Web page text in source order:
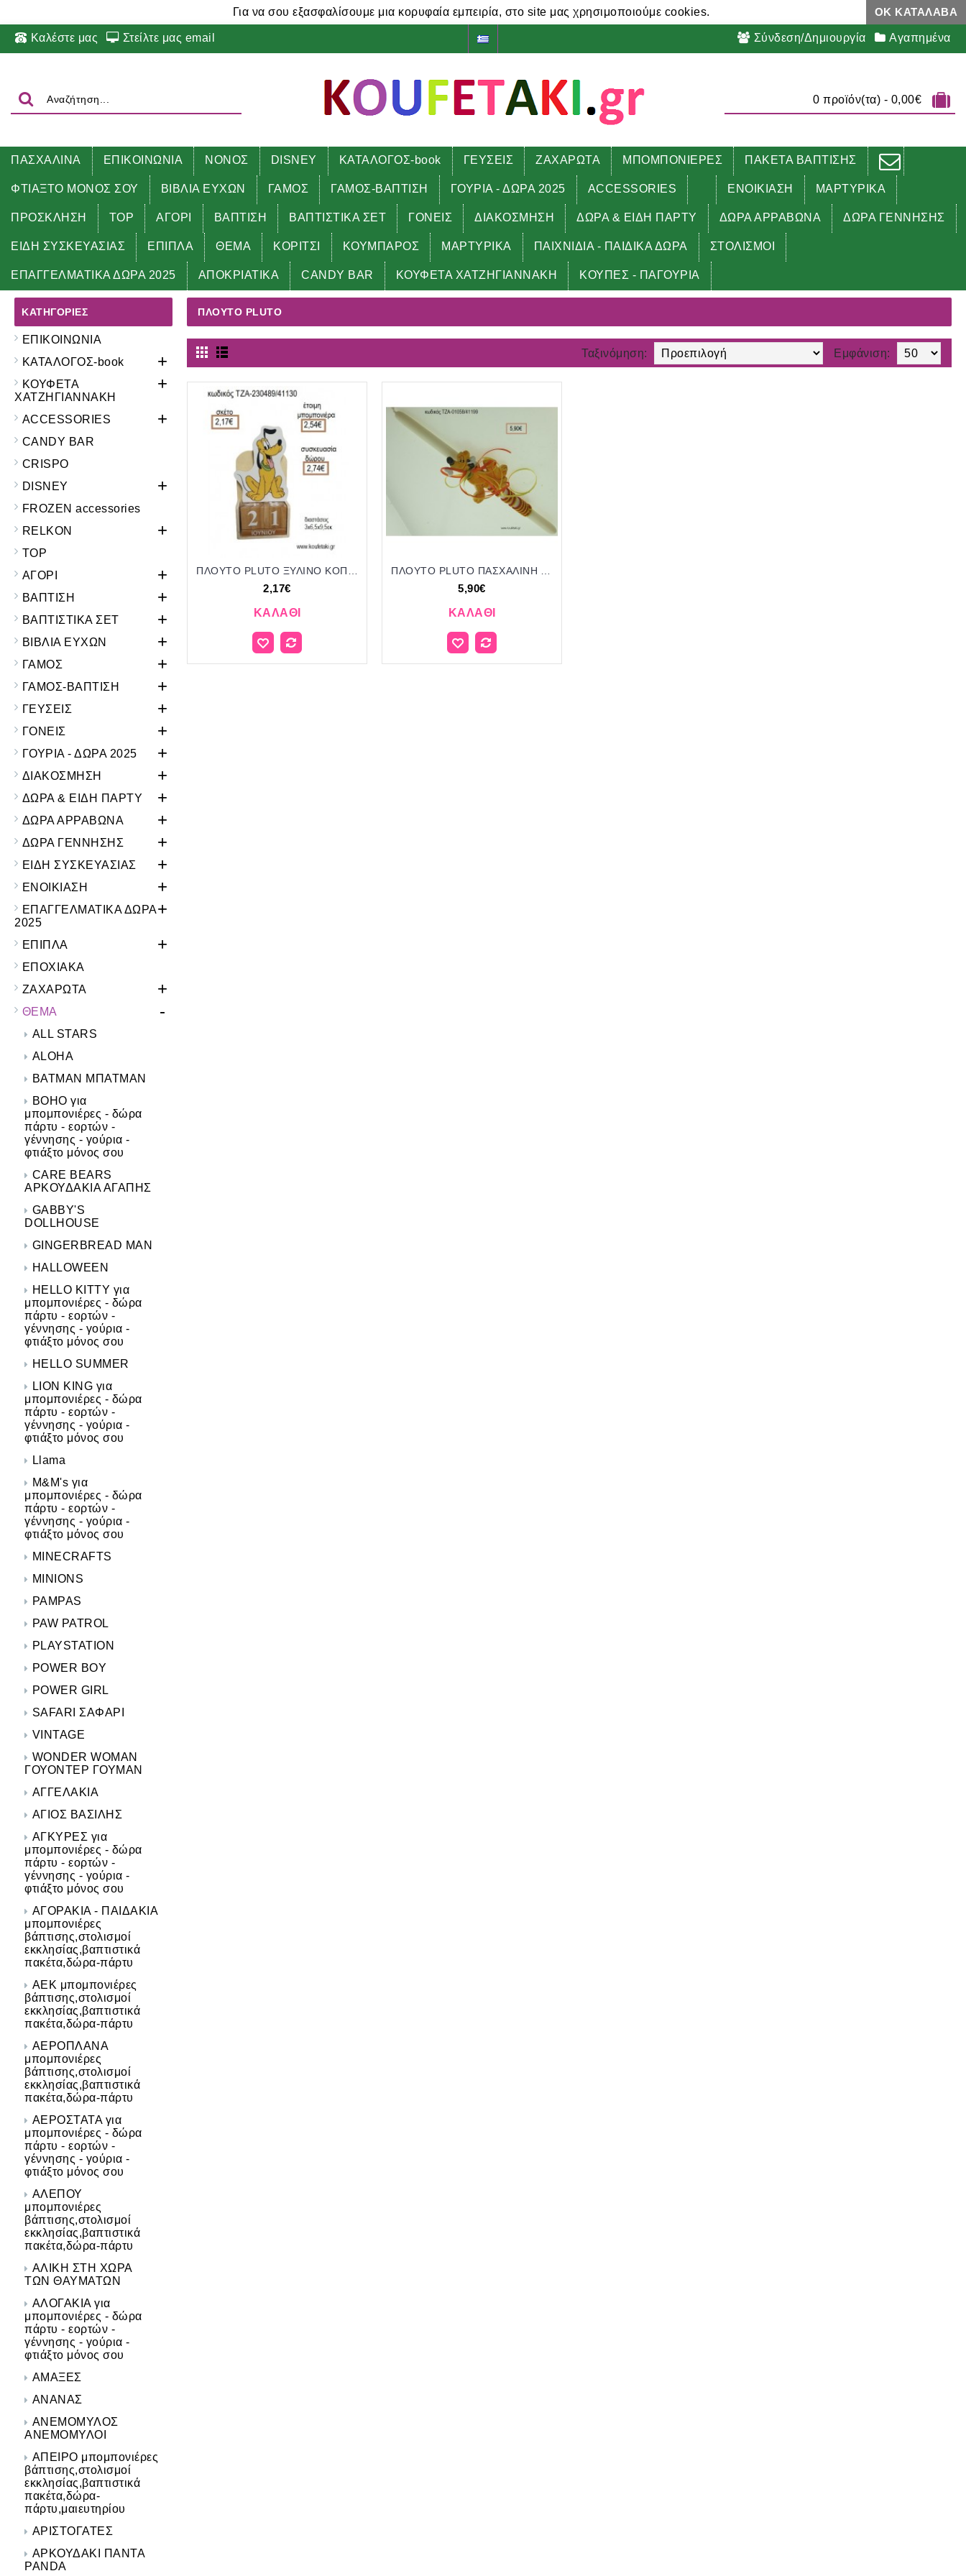
Για να σου εξασφαλίσουμε μια κορυφαία εμπειρία, στο site μας χρησιμοποιούμε cookies. ΟΚ ΚΑΤΆΛΑΒΑ
Καλέστε μας Στείλτε μας email Σύνδεση/Δημιουργία Αγαπημένα
0 προϊόν(τα) - 0,00€
ΠΑΣΧΑΛΙΝΑ ΕΠΙΚΟΙΝΩΝΙΑ ΝΟΝΟΣ DISNEY ΚΑΤΑΛΟΓΟΣ-book ΓΕΥΣΕΙΣ ΖΑΧΑΡΩΤΑ ΜΠΟΜΠΟΝΙΕΡΕΣ ΠΑΚΕΤΑ ΒΑΠΤΙΣΗΣ
ΦΤΙΑΞΤΟ ΜΟΝΟΣ ΣΟΥ ΒΙΒΛΙΑ ΕΥΧΩΝ ΓΑΜΟΣ ΓΑΜΟΣ-ΒΑΠΤΙΣΗ ΓΟΥΡΙΑ - ΔΩΡΑ 2025 ACCESSORIES ΕΝΟΙΚΙΑΣΗ ΜΑΡΤΥΡΙΚΑ
ΠΡΟΣΚΛΗΣΗ TOP ΑΓΟΡΙ ΒΑΠΤΙΣΗ ΒΑΠΤΙΣΤΙΚΑ ΣΕΤ ΓΟΝΕΙΣ ΔΙΑΚΟΣΜΗΣΗ ΔΩΡΑ & ΕΙΔΗ ΠΑΡΤΥ ΔΩΡΑ ΑΡΡΑΒΩΝΑ ΔΩΡΑ ΓΕΝΝΗΣΗΣ
ΕΙΔΗ ΣΥΣΚΕΥΑΣΙΑΣ ΕΠΙΠΛΑ ΘΕΜΑ ΚΟΡΙΤΣΙ ΚΟΥΜΠΑΡΟΣ ΜΑΡΤΥΡΙΚΑ ΠΑΙΧΝΙΔΙΑ - ΠΑΙΔΙΚΑ ΔΩΡΑ ΣΤΟΛΙΣΜΟΙ
ΕΠΑΓΓΕΛΜΑΤΙΚΑ ΔΩΡΑ 2025 ΑΠΟΚΡΙΑΤΙΚΑ CANDY BAR ΚΟΥΦΕΤΑ ΧΑΤΖΗΓΙΑΝΝΑΚΗ ΚΟΥΠΕΣ - ΠΑΓΟΥΡΙΑ
Αρχική ΘΕΜΑ ΠΛΟΥΤΟ PLUTO
ΚΑΤΗΓΟΡΊΕΣ
ΕΠΙΚΟΙΝΩΝΙΑ
ΚΑΤΑΛΟΓΟΣ-book
+
ΚΟΥΦΕΤΑ
ΧΑΤΖΗΓΙΑΝΝΑΚΗ
+
ACCESSORIES +
CANDY BAR
CRISPO
DISNEY
+
FROZEN accessories
RELKON
+
TOP
ΑΓΟΡΙ
+
ΒΑΠΤΙΣΗ +
ΒΑΠΤΙΣΤΙΚΑ ΣΕΤ +
ΒΙΒΛΙΑ ΕΥΧΩΝ +
ΓΑΜΟΣ +
ΓΑΜΟΣ-ΒΑΠΤΙΣΗ +
ΓΕΥΣΕΙΣ +
ΓΟΝΕΙΣ +
ΓΟΥΡΙΑ - ΔΩΡΑ 2025 +
ΔΙΑΚΟΣΜΗΣΗ +
ΔΩΡΑ & ΕΙΔΗ ΠΑΡΤΥ +
ΔΩΡΑ ΑΡΡΑΒΩΝΑ +
ΔΩΡΑ ΓΕΝΝΗΣΗΣ +
ΕΙΔΗ ΣΥΣΚΕΥΑΣΙΑΣ +
ΕΝΟΙΚΙΑΣΗ +
ΕΠΑΓΓΕΛΜΑΤΙΚΑ ΔΩΡΑ
2025
+
ΕΠΙΠΛΑ +
ΕΠΟΧΙΑΚΑ
ΖΑΧΑΡΩΤΑ
+
ΘΕΜΑ -
ALL STARS
ALOHA
BATMAN ΜΠΑΤΜΑΝ
BOHO για
μπομπονιέρες - δώρα
πάρτυ - εορτών -
γέννησης - γούρια -
φτιάξτο μόνος σου
CARE BEARS
ΑΡΚΟΥΔΑΚΙΑ ΑΓΑΠΗΣ
GABBY'S
DOLLHOUSE
GINGERBREAD MAN
HALLOWEEN
HELLO KITTY για
μπομπονιέρες - δώρα
πάρτυ - εορτών -
γέννησης - γούρια -
φτιάξτο μόνος σου
HELLO SUMMER
LION KING για
μπομπονιέρες - δώρα
πάρτυ - εορτών -
γέννησης - γούρια -
φτιάξτο μόνος σου
Llama
M&M's για
μπομπονιέρες - δώρα
πάρτυ - εορτών -
γέννησης - γούρια -
φτιάξτο μόνος σου
MINECRAFTS
MINIONS
PAMPAS
PAW PATROL
PLAYSTATION
POWER BOY
POWER GIRL
SAFARI ΣΑΦΑΡΙ
VINTAGE
WONDER WOMAN
ΓΟΥΟΝΤΕΡ ΓΟΥΜΑΝ
ΑΓΓΕΛΑΚΙΑ
ΑΓΙΟΣ ΒΑΣΙΛΗΣ
ΑΓΚΥΡΕΣ για
μπομπονιέρες - δώρα
πάρτυ - εορτών -
γέννησης - γούρια -
φτιάξτο μόνος σου
ΑΓΟΡΑΚΙΑ - ΠΑΙΔΑΚΙΑ
μπομπονιέρες
βάπτισης,στολισμοί
εκκλησίας,βαπτιστικά
πακέτα,δώρα-πάρτυ
ΑΕΚ μπομπονιέρες
βάπτισης,στολισμοί
εκκλησίας,βαπτιστικά
πακέτα,δώρα-πάρτυ
ΑΕΡΟΠΛΑΝΑ
μπομπονιέρες
βάπτισης,στολισμοί
εκκλησίας,βαπτιστικά
πακέτα,δώρα-πάρτυ
ΑΕΡΟΣΤΑΤΑ για
μπομπονιέρες - δώρα
πάρτυ - εορτών -
γέννησης - γούρια -
φτιάξτο μόνος σου
ΑΛΕΠΟΥ
μπομπονιέρες
βάπτισης,στολισμοί
εκκλησίας,βαπτιστικά
πακέτα,δώρα-πάρτυ
ΑΛΙΚΗ ΣΤΗ ΧΩΡΑ
ΤΩΝ ΘΑΥΜΑΤΩΝ
ΑΛΟΓΑΚΙΑ για
μπομπονιέρες - δώρα
πάρτυ - εορτών -
γέννησης - γούρια -
φτιάξτο μόνος σου
ΑΜΑΞΕΣ
ΑΝΑΝΑΣ
ΑΝΕΜΟΜΥΛΟΣ
ΑΝΕΜΟΜΥΛΟΙ
ΑΠΕΙΡΟ μπομπονιέρες
βάπτισης,στολισμοί
εκκλησίας,βαπτιστικά
πακέτα,δώρα-
πάρτυ,μαιευτηρίου
ΑΡΙΣΤΟΓΑΤΕΣ
ΑΡΚΟΥΔΑΚΙ ΠΑΝΤΑ
PANDA
ΠΛΟΥΤΟ PLUTO
Εμφάνιση:
Ταξινόμηση:
2,17€
ΚΑΛΆΘΙ
5,90€
ΚΑΛΆΘΙ